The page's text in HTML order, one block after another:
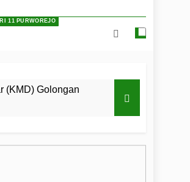
11 PURWOREJO
(KMD) Golongan
Disiplin,